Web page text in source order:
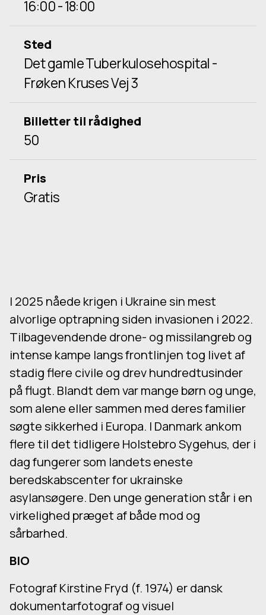
16:00 - 18:00
Sted
Det gamle Tuberkulosehospital -
Frøken Kruses Vej 3
Billetter til rådighed
50
Pris
Gratis
I 2025 nåede krigen i Ukraine sin mest
alvorlige optrapning siden invasionen i 2022.
Tilbagevendende drone- og missilangreb og
intense kampe langs frontlinjen tog livet af
stadig flere civile og drev hundredtusinder
på flugt. Blandt dem var mange børn og unge,
som alene eller sammen med deres familier
søgte sikkerhed i Europa. I Danmark ankom
flere til det tidligere Holstebro Sygehus, der i
dag fungerer som landets eneste
beredskabscenter for ukrainske
asylansøgere. Den unge generation står i en
virkelighed præget af både mod og
sårbarhed.
BIO
Fotograf Kirstine Fryd (f. 1974) er dansk
dokumentarfotograf og visuel